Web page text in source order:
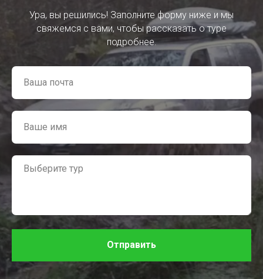
Ура, вы решились! Заполните форму ниже и мы
свяжемся с вами, чтобы рассказать о туре
подробнее.
Отправить